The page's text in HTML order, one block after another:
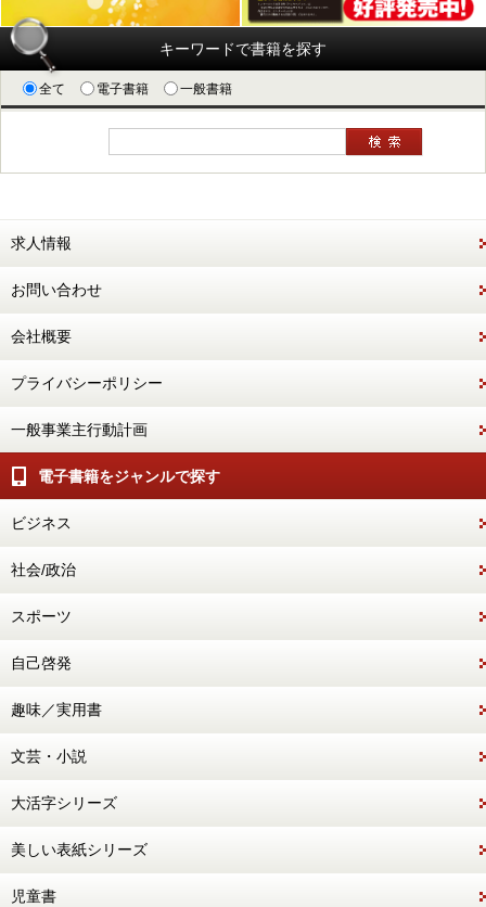
キーワードで書籍を探す
全て 電子書籍 一般書籍
求人情報
お問い合わせ
会社概要
プライバシーポリシー
一般事業主行動計画
電子書籍をジャンルで探す
ビジネス
社会/政治
スポーツ
自己啓発
趣味／実用書
文芸・小説
大活字シリーズ
美しい表紙シリーズ
児童書